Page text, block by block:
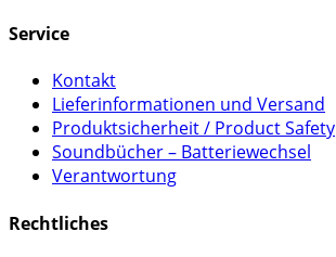
Service
Kontakt
Lieferinformationen und Versand
Produktsicherheit / Product Safety
Soundbücher – Batteriewechsel
Verantwortung
Rechtliches